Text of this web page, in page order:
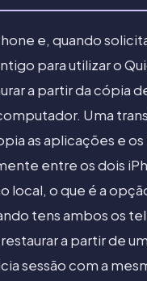
e, quando
para utilizar o
a partir da cópia
Uma
as aplicações e
entre os dois
local, o que é a
tens ambos os
a partir de
sessão com a